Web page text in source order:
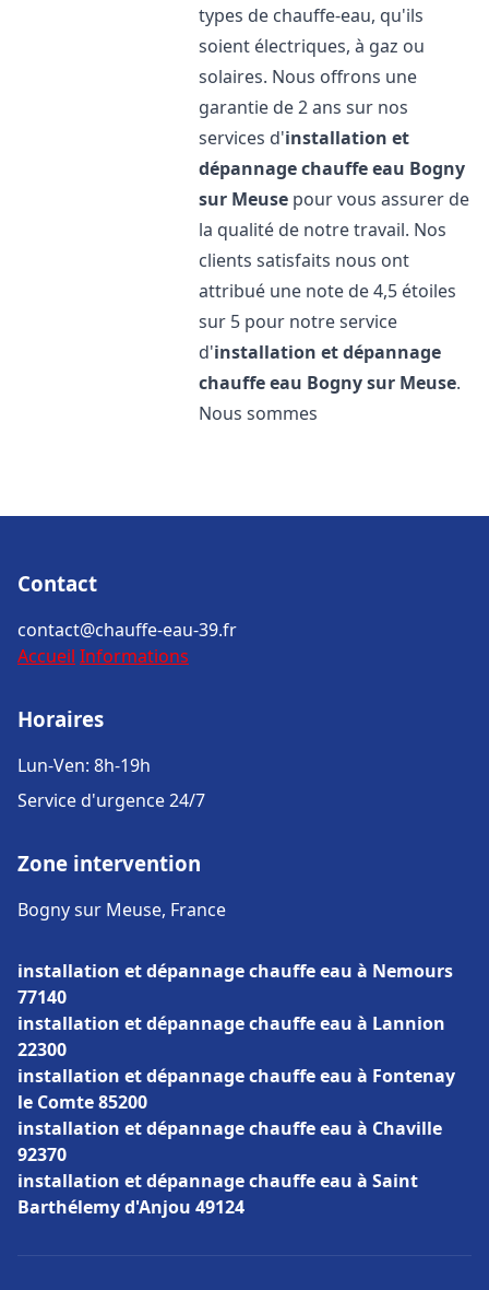
types de chauffe-eau, qu'ils
soient électriques, à gaz ou
solaires. Nous offrons une
garantie de 2 ans sur nos
services d'installation et
dépannage chauffe eau Bogny
sur Meuse pour vous assurer de
la qualité de notre travail. Nos
clients satisfaits nous ont
attribué une note de 4,5 étoiles
sur 5 pour notre service
d'installation et dépannage
chauffe eau Bogny sur Meuse.
Nous sommes
Contact
contact@chauffe-eau-39.fr
Accueil Informations
Horaires
Lun-Ven: 8h-19h
Service d'urgence 24/7
Zone intervention
Bogny sur Meuse, France
installation et dépannage chauffe eau à Nemours
77140
installation et dépannage chauffe eau à Lannion
22300
installation et dépannage chauffe eau à Fontenay
le Comte 85200
installation et dépannage chauffe eau à Chaville
92370
installation et dépannage chauffe eau à Saint
Barthélemy d'Anjou 49124